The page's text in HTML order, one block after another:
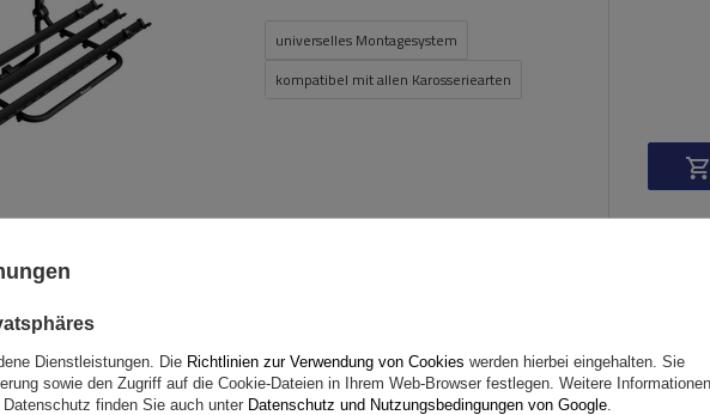
universelles Montagesystem
kompatibel mit allen Karosseriearten
Fassungsvermögen: Fahrräder:2
Maximales Fahrradgewicht:22,5 kg
Wir
Dienstleistungen. Die Richtlinien zur Verwendung von Cookies werden hierbei eingehalten. Sie
sowie den Zugriff auf die Cookie-Dateien in Ihrem Web-Browser festlegen. Weitere Informationen
finden Sie auch unter Datenschutz und Nutzungsbedingungen von Google